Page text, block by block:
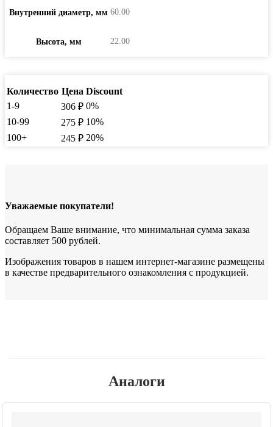
Внутренний диаметр, мм 60.00
Высота, мм 22.00
Количество Цена Discount
1-9
306 ₽ 0%
10-99
275 ₽ 10%
100+
245 ₽ 20%
Уважаемые покупатели!
Обращаем Ваше внимание, что минимальная сумма заказа
составляет 500 рублей.
Изображения товаров в нашем интернет-магазине размещены
в качестве предварительного ознакомления с продукцией.
Аналоги